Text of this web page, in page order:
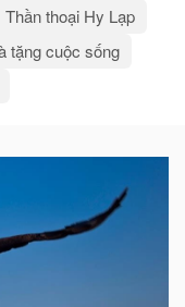
Thần thoại Hy Lạp
tặng cuộc sống